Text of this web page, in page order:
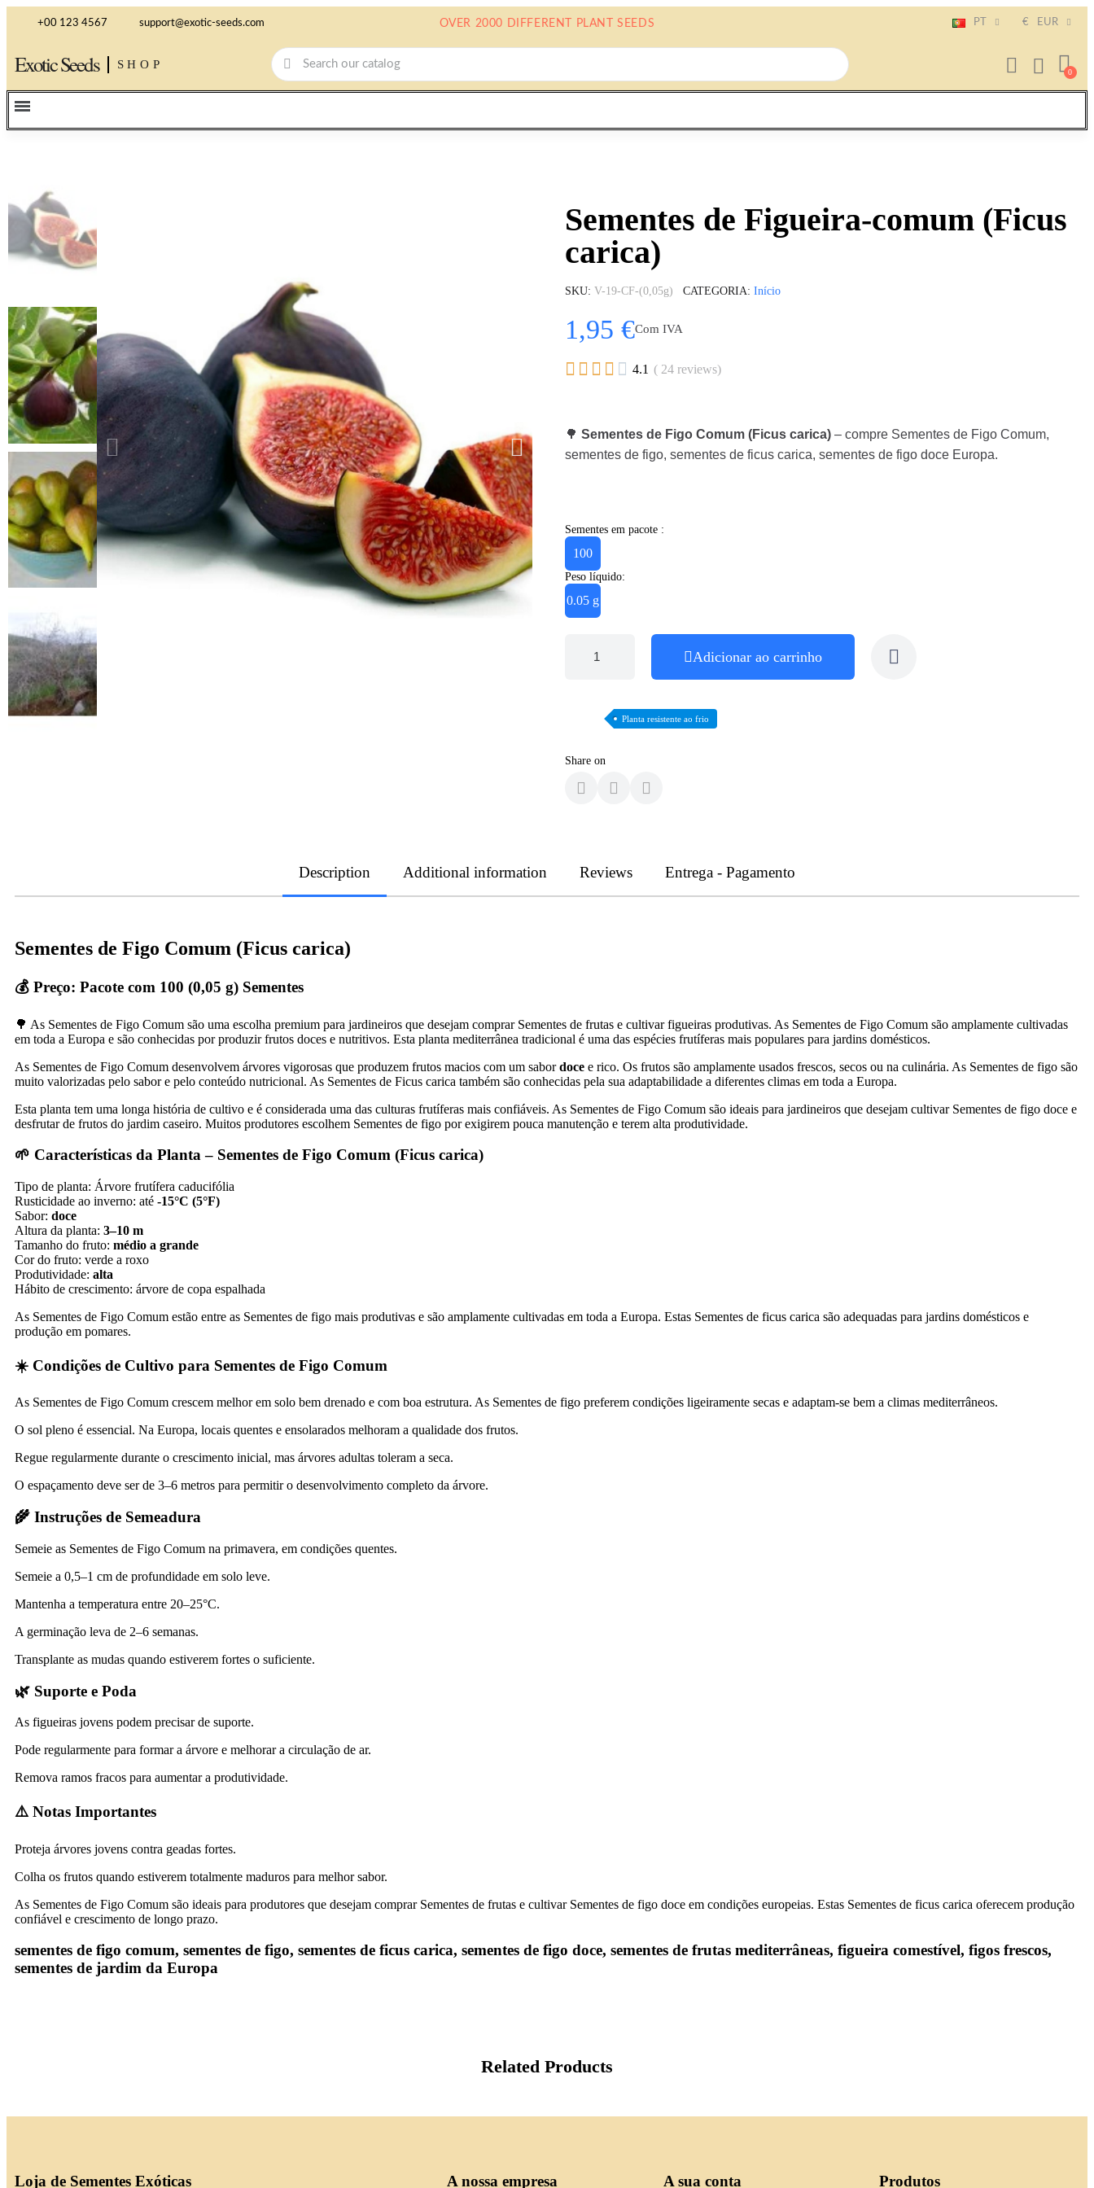
+00 123 4567 support@exotic-seeds.com OVER 2000 DIFFERENT PLANT SEEDS PT € EUR
Exotic Seeds SHOP
Sementes de Figueira-comum (Ficus
carica)
SKU V-19-CF-(0,05g) CATEGORIA Início
1,95 €Com IVA
     4.1 ( 24 reviews)
🌳 Sementes de Figo Comum (Ficus carica) – compre Sementes de Figo Comum,
sementes de figo, sementes de ficus carica, sementes de figo doce Europa.
Sementes em pacote :
100
Peso líquido:
0.05 g
Adicionar ao carrinho
Planta resistente ao frio
Share on
Description Additional information Reviews Entrega - Pagamento
Sementes de Figo Comum (Ficus carica)
💰 Preço: Pacote com 100 (0,05 g) Sementes
🌳 As Sementes de Figo Comum são uma escolha premium para jardineiros que desejam comprar Sementes de frutas e cultivar figueiras produtivas. As Sementes de Figo Comum são amplamente cultivadas
em toda a Europa e são conhecidas por produzir frutos doces e nutritivos. Esta planta mediterrânea tradicional é uma das espécies frutíferas mais populares para jardins domésticos.
As Sementes de Figo Comum desenvolvem árvores vigorosas que produzem frutos macios com um sabordoce e rico. Os frutos são amplamente usados frescos, secos ou na culinária. As Sementes de figo são
muito valorizadas pelo sabor e pelo conteúdo nutricional. As Sementes de Ficus carica também são conhecidas pela sua adaptabilidade a diferentes climas em toda a Europa.
Esta planta tem uma longa história de cultivo e é considerada uma das culturas frutíferas mais confiáveis. As Sementes de Figo Comum são ideais para jardineiros que desejam cultivar Sementes de figo doce e
desfrutar de frutos do jardim caseiro. Muitos produtores escolhem Sementes de figo por exigirem pouca manutenção e terem alta produtividade.
🌱 Características da Planta – Sementes de Figo Comum (Ficus carica)
Tipo de planta: Árvore frutífera caducifólia
Rusticidade ao inverno: até -15°C (5°F)
Sabor: doce
Altura da planta: 3–10 m
Tamanho do fruto: médio a grande
Cor do fruto: verde a roxo
Produtividade: alta
Hábito de crescimento: árvore de copa espalhada
As Sementes de Figo Comum estão entre as Sementes de figo mais produtivas e são amplamente cultivadas em toda a Europa. Estas Sementes de ficus carica são adequadas para jardins domésticos e
produção em pomares.
☀️ Condições de Cultivo para Sementes de Figo Comum
As Sementes de Figo Comum crescem melhor em solo bem drenado e com boa estrutura. As Sementes de figo preferem condições ligeiramente secas e adaptam-se bem a climas mediterrâneos.
O sol pleno é essencial. Na Europa, locais quentes e ensolarados melhoram a qualidade dos frutos.
Regue regularmente durante o crescimento inicial, mas árvores adultas toleram a seca.
O espaçamento deve ser de 3–6 metros para permitir o desenvolvimento completo da árvore.
🌾 Instruções de Semeadura
Semeie as Sementes de Figo Comum na primavera, em condições quentes.
Semeie a 0,5–1 cm de profundidade em solo leve.
Mantenha a temperatura entre 20–25°C.
A germinação leva de 2–6 semanas.
Transplante as mudas quando estiverem fortes o suficiente.
🌿 Suporte e Poda
As figueiras jovens podem precisar de suporte.
Pode regularmente para formar a árvore e melhorar a circulação de ar.
Remova ramos fracos para aumentar a produtividade.
⚠️ Notas Importantes
Proteja árvores jovens contra geadas fortes.
Colha os frutos quando estiverem totalmente maduros para melhor sabor.
As Sementes de Figo Comum são ideais para produtores que desejam comprar Sementes de frutas e cultivar Sementes de figo doce em condições europeias. Estas Sementes de ficus carica oferecem produção
confiável e crescimento de longo prazo.
sementes de figo comum, sementes de figo, sementes de ficus carica, sementes de figo doce, sementes de frutas mediterrâneas, figueira comestível, figos frescos,
sementes de jardim da Europa
Related Products
Loja de Sementes Exóticas A nossa empresa A sua conta Produtos